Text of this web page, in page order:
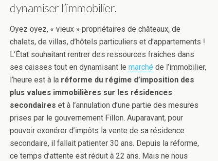
dynamiser l’immobilier.
Oyez oyez, « vieux » propriétaires de châteaux, de
chalets, de villas, d’hôtels particuliers et d’appartements !
L’État souhaitant rentrer des ressources fraiches dans
ses caisses tout en dynamisant le marché de l’immobilier,
l’heure est à la réforme du régime d’imposition des
plus values immobilières sur les résidences
secondaires et à l’annulation d’une partie des mesures
prises par le gouvernement Fillon. Auparavant, pour
pouvoir exonérer d’impôts la vente de sa résidence
secondaire, il fallait patienter 30 ans. Depuis la réforme,
ce temps d’attente est réduit à 22 ans. Mais ne nous